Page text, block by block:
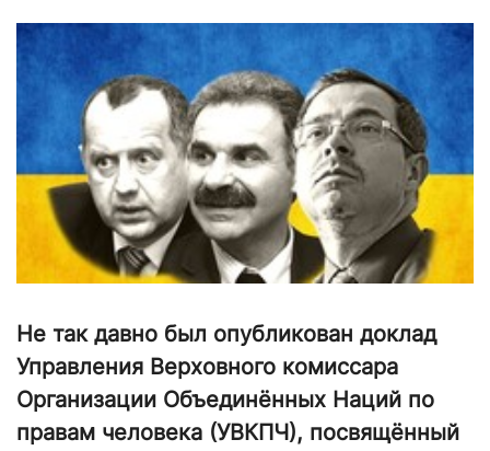
Не так давно был опубликован доклад
Управления Верховного комиссара
Организации Объединённых Наций по
правам человека (УВКПЧ), посвящённый